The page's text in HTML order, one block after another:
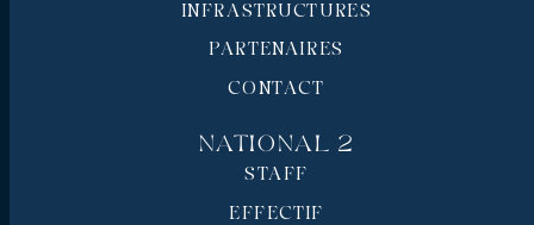
INFRASTRUCTURES
PARTENAIRES
CONTACT
National 2
STAFF
EFFECTIF